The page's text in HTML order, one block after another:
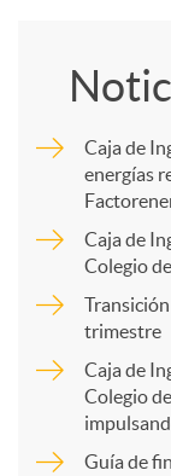
r
Caja de
energías
Caja de
Colegio
trimestre
Caja de
Colegio
Guía de